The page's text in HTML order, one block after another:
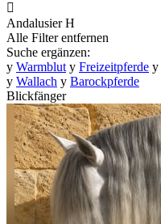

Andalusier H
Alle Filter entfernen
Suche ergänzen:
y Warmblut y Freizeitpferde y
y Wallach y Barockpferde
Blickfänger